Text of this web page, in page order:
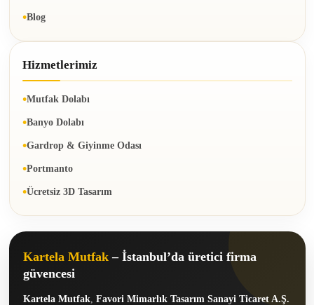
Blog
Hizmetlerimiz
Mutfak Dolabı
Banyo Dolabı
Gardrop & Giyinme Odası
Portmanto
Ücretsiz 3D Tasarım
Kartela Mutfak– İstanbul’da üretici firma
güvencesi
Kartela Mutfak, Favori Mimarlık Tasarım Sanayi Ticaret A.Ş.